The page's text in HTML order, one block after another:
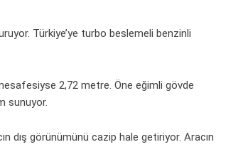
Türkiye’ye turbo beslemeli benzinli
2,72 metre. Öne eğimli gövde
sunuyor.
dış görünümünü cazip hale getiriyor. Aracın